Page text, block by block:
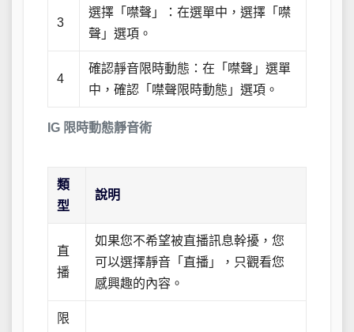
IG 限時動態靜音術
3
選擇「噤聲」：在選單中，選擇「噤
聲」選項。
4
確認靜音限時動態：在「噤聲」選單
中，確認「噤聲限時動態」選項。
類
型
說明
直
播
如果您不希望被直播訊息幹擾，您
可以選擇靜音「直播」，只觀看您
感興趣的內容。
限